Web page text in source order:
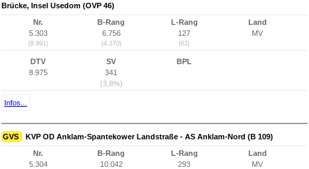
Brücke, Insel Usedom (OVP 46)
Nr.
5.303
(8.991)
B-Rang
6.756
(4.370)
L-Rang
127
(63)
Land
MV
DTV
8.975
SV
341
(3,8%)
BPL
Infos...
GVS KVP OD Anklam-Spantekower Landstraße - AS Anklam-Nord (B 109)
Nr.
5.304
B-Rang
10.042
L-Rang
293
Land
MV